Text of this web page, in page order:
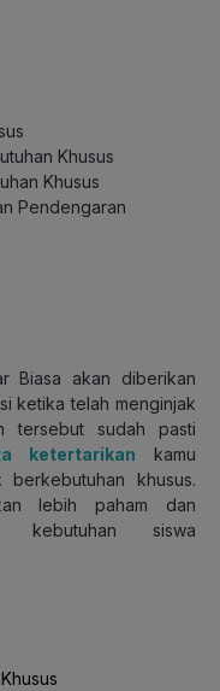
Khusus
Khusus
Pendengaran
Biasa akan diberikan
ketika telah menginjak
tersebut sudah pasti
ketertarikan kamu
khusus.
lebih paham dan
kebutuhan siswa